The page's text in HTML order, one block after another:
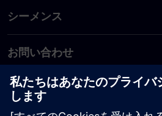
シーメンス
お問い合わせ
PLM製品のお問い合わせ
EDA製品のお問い合わせ